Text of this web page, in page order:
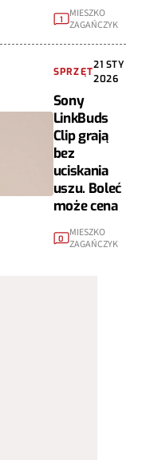
1
MIESZKO
ZAGAŃCZYK
SPRZĘT
21 STY
2026
Sony
LinkBuds
Clip grają
bez
uciskania
uszu. Boleć
może cena
0 MIESZKO
ZAGAŃCZYK